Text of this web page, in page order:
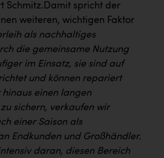
Energiehandel
Schmitz.Damit spricht der
weiteren, wichtigen Faktor
als nachhaltiges
die gemeinsame Nutzung
im Einsatz, sie sind auf
und können repariert
einen langen
sichern, verkaufen wir
einer Saison als
Endkunden und Großhändler.
daran, diesen Bereich